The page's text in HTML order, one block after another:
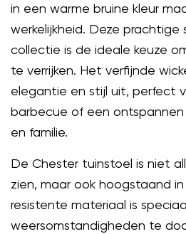
in een warme bruine kleur
werkelijkheid. Deze prachtige
collectie is de ideale keuze
te verrijken. Het verfijnde
elegantie en stijl uit, perfect
barbecue of een
en familie.
De Chester tuinstoel is niet
zien, maar ook hoogstaand
resistente materiaal is
weersomstandigheden te